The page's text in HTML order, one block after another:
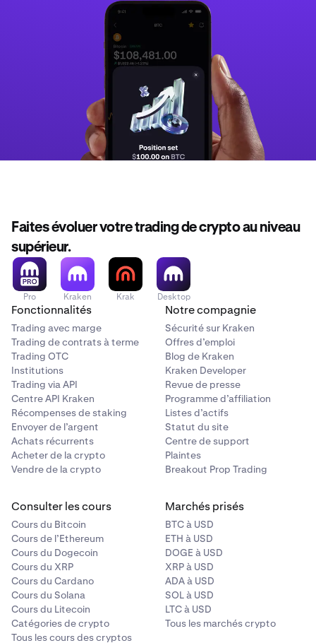
Faites évoluer votre trading de crypto au niveau
supérieur.
Pro Kraken Krak Desktop
Fonctionnalités
Trading avec marge
Trading de contrats à terme
Trading OTC
Institutions
Trading via API
Centre API Kraken
Récompenses de staking
Envoyer de l’argent
Achats récurrents
Acheter de la crypto
Vendre de la crypto
Notre compagnie
Sécurité sur Kraken
Offres d’emploi
Blog de Kraken
Kraken Developer
Revue de presse
Programme d’affiliation
Listes d’actifs
Statut du site
Centre de support
Plaintes
Breakout Prop Trading
Consulter les cours
Cours du Bitcoin
Cours de l’Ethereum
Cours du Dogecoin
Cours du XRP
Cours du Cardano
Cours du Solana
Cours du Litecoin
Catégories de crypto
Tous les cours des cryptos
Marchés prisés
BTC à USD
ETH à USD
DOGE à USD
XRP à USD
ADA à USD
SOL à USD
LTC à USD
Tous les marchés crypto